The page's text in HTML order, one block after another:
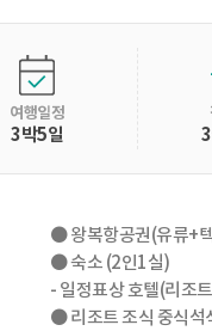
여행일정
3박5일
● 왕복항공권(유류+
● 숙소 (2인1실)
- 일정표상 호텔(리조
● 리조트 조식 중식석